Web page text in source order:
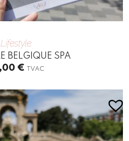
Lifestyle
BELGIQUE SPA
€ TVAC